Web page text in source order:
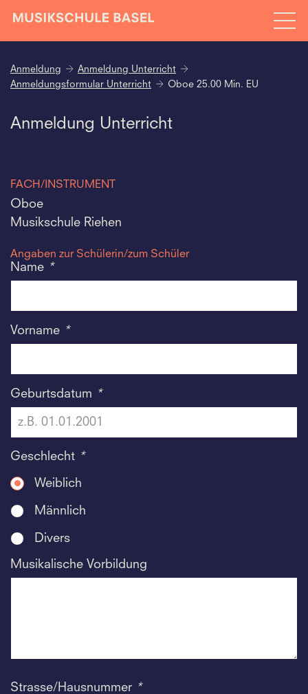
Anmeldung
Anmeldung Unterricht
Anmeldungsformular Unterricht
Oboe 25.00 Min. EU
Anmeldung Unterricht
FACH/INSTRUMENT
Oboe
Musikschule Riehen
Angaben zur Schülerin/zum Schüler
Name *
Vorname *
Geburtsdatum *
Geschlecht *
Weiblich
Männlich
Divers
Musikalische Vorbildung
Strasse/Hausnummer *